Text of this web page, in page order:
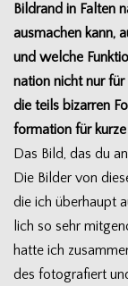
Bild­rand in Fal­ten
aus­ma­chen kann,
und wel­che
na­tion nicht nur
die teils bizar­ren
for­ma­tion für
Das Bild, das du
Die Bil­der von
die ich über­haupt
lich so sehr
hatte ich
des foto­gra­fiert